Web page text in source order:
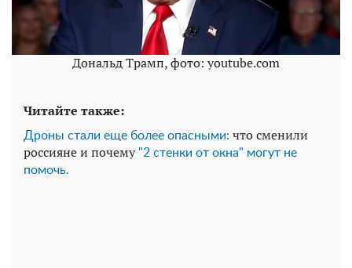
Дональд Трамп, фото: youtube.com
Читайте также:
Дроны стали еще более опасными: что сменили
россияне и почему "2 стенки от окна" могут не
помочь.